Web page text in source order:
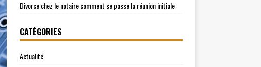
Divorce chez le notaire comment se passe la réunion initiale
CATÉGORIES
Actualité